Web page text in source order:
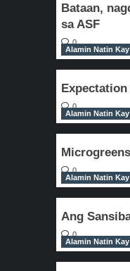
Bataan,
sa ASF
0
Alamin Natin
0
Alamin Natin
0
Alamin Natin
Ang
0
Alamin Natin